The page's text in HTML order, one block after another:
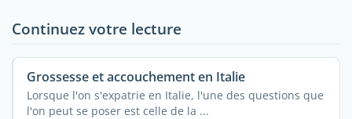
Continuez votre lecture
Grossesse et accouchement en Italie
Lorsque l'on s'expatrie en Italie, l'une des questions que
l'on peut se poser est celle de la ...